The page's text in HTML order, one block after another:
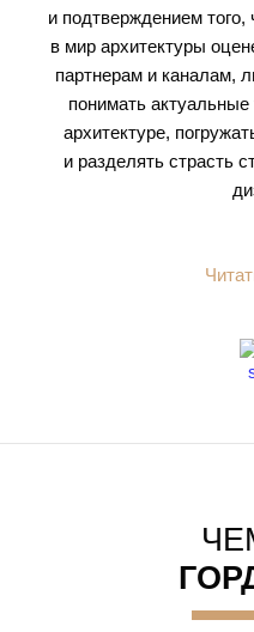
и подтверждением
в мир архитектуры
партнерам и каналам,
понимать
архитектуре,
и разделять страсть